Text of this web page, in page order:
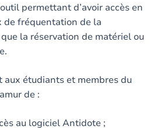
permettant d’avoir accès en
de fréquentation de la
la réservation de matériel ou
aux étudiants et membres du
de :
au logiciel Antidote ;